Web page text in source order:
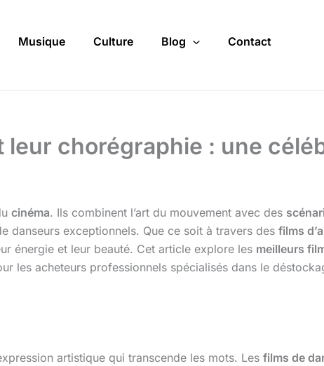
Musique Culture Blog Contact
chorégraphie : une
cinéma. Ils combinent l’art du mouvement avec des
danseurs exceptionnels. Que ce soit à travers des films
énergie et leur beauté. Cet article explore les meilleurs
les acheteurs professionnels spécialisés dans le
artistique qui transcende les mots. Les films de